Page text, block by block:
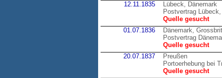
12.11.1835
Lübeck, Dänemark
Postvertrag
Quelle gesucht
01.07.1836
Dänemark,
Postvertrag
Quelle gesucht
20.07.1837
Preußen
Portoerhebung bei
Quelle gesucht